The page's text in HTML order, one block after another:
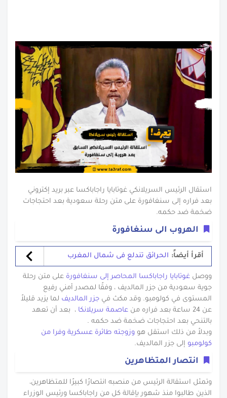
استقال الرئيس السريلانكي غوتابايا راجاباكسا عبر بريد إكتروني
بعد فراره إلى سنغافورة على متن رحلة سعودية بعد احتجاجات
ضخمة ضد حكمه.
الهروب الى سنغافورة
أقرأ أيضاً: الحرائق تندلع فى شمال المغرب
ووصل غوتابايا راجاباكسا المحاصر إلى سنغافورة على متن رحلة
جوية سعودية من جزر المالديف ، وفقًا لمصدر أمني رفيع
المستوى في كولومبو. وقد مكث في جزر المالديف لما يزيد قليلاً
عن 24 ساعة بعد فراره من
عاصمة سريلانكا ، بعد أن تعهد
بالتنحي بعد احتجاجات ضخمة ضد حكمه .
وبدلاً من ذلك استقل هو وزوجته طائرة عسكرية وفرا من
كولومبو إلى جزر المالديف.
انتصار المتظاهرين
وتمثل استقالة الرئيس من منصبه انتصارًا كبيرًا للمتظاهرين،
الذين طالبوا منذ شهور بإقالة كل من راجاباكسا ورئيس الوزراء